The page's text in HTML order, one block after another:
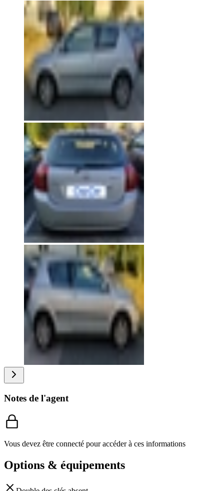
Notes de l'agent
Vous devez être connecté pour accéder à ces informations
Options & équipements